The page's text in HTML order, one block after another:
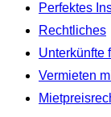
Perfektes
Rechtliches
Unterkünfte
Vermieten